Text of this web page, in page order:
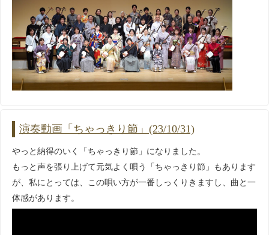
演奏動画「ちゃっきり節」(23/10/31)
やっと納得のいく「ちゃっきり節」になりました。
もっと声を張り上げて元気よく唄う「ちゃっきり節」もあります
が、私にとっては、この唄い方が一番しっくりきますし、曲と一
体感があります。